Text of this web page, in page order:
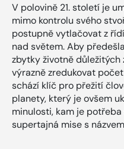
V polovině 21. století je
mimo kontrolu svého
postupně vytlačovat z
nad světem. Aby
zbytky životně důležitých
výrazně zredukovat
schází klíč pro přežití
planety, který je ovšem
minulosti, kam je
supertajná mise s